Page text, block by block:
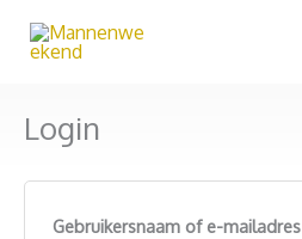
naar
Login
Gebruikersnaam of e-mailadres